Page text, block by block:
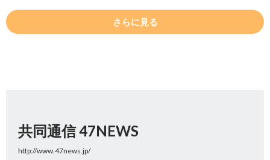
さらに見る
共同通信 47NEWS
http://www.47news.jp/